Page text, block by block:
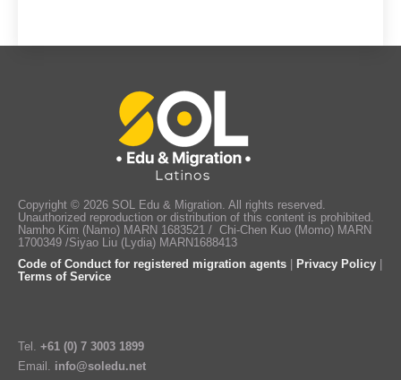
Copyright © 2026 SOL Edu & Migration. All rights reserved.
Unauthorized reproduction or distribution of this content is prohibited.
Namho Kim (Namo) MARN 1683521 / Chi-Chen Kuo (Momo) MARN
1700349 /Siyao Liu (Lydia) MARN1688413
Code of Conduct for registered migration agents | Privacy Policy |
Terms of Service
Tel. +61 (0) 7 3003 1899
Email. info@soledu.net